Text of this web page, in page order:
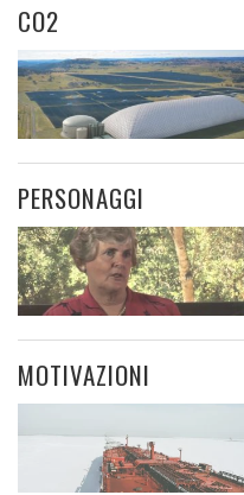
CO2
PERSONAGGI
MOTIVAZIONI